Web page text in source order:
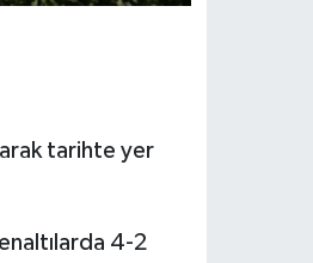
tarihte yer
4-2